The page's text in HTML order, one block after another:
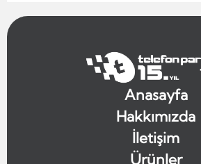
Anasayfa
Hakkımızda
İletişim
Ürünler